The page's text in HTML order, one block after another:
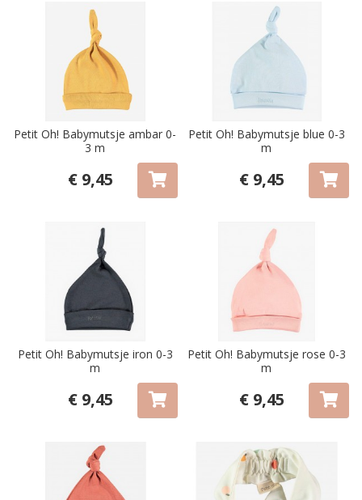
Petit Oh! Babymutsje ambar 0-
3 m
€ 9,45
Petit Oh! Babymutsje blue 0-3
m
€ 9,45
Petit Oh! Babymutsje iron 0-3
m
€ 9,45
Petit Oh! Babymutsje rose 0-3
m
€ 9,45